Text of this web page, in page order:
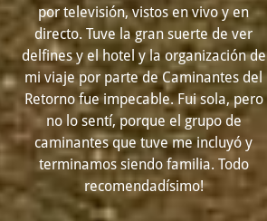
por televisión, vistos en vivo y en
directo. Tuve la gran suerte de ver
delfines y el hotel y la organización de
mi viaje por parte de Caminantes del
Retorno fue impecable. Fui sola, pero
no lo sentí, porque el grupo de
caminantes que tuve me incluyó y
terminamos siendo familia. Todo
recomendadísimo!